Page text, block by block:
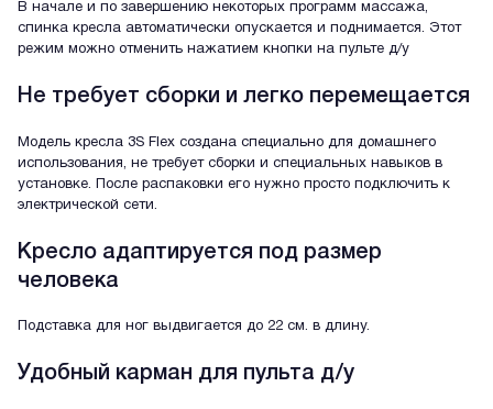
В начале и по завершению некоторых программ массажа,
спинка кресла автоматически опускается и поднимается. Этот
режим можно отменить нажатием кнопки на пульте д/у
Не требует сборки и легко перемещается
Модель кресла 3S Flex создана специально для домашнего
использования, не требует сборки и специальных навыков в
установке. После распаковки его нужно просто подключить к
электрической сети.
Кресло адаптируется под размер
человека
Подставка для ног выдвигается до 22 см. в длину.
Удобный карман для пульта д/у